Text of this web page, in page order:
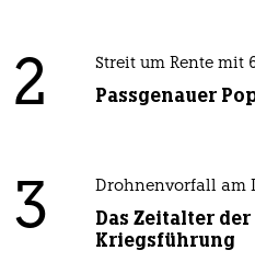
2 Streit um Rente mit
Passgenauer
3 Drohnenvorfall am
Das Zeitalter
Kriegsführung